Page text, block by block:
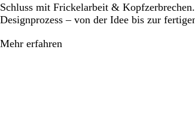
Schluss mit Frickelarbeit &
Designprozess – von der Idee bis zur
Mehr erfahren